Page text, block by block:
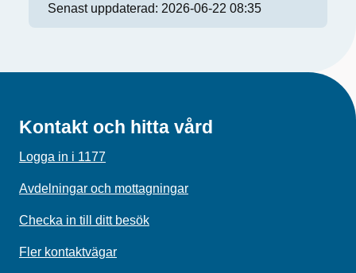
Senast uppdaterad: 2026-06-22 08:35
Kontakt och hitta vård
Logga in i 1177
Avdelningar och mottagningar
Checka in till ditt besök
Fler kontaktvägar